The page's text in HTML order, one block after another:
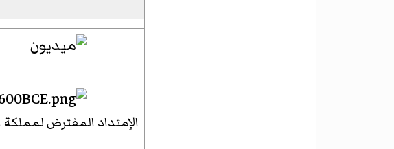
الإمتداد المفترض لمملكة الميديين